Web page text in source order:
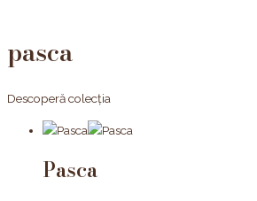
pasca
Descoperă colecția
Pasca